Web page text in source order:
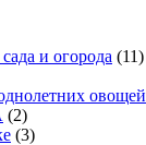
и огорода (11)
овощей
(2)
(3)